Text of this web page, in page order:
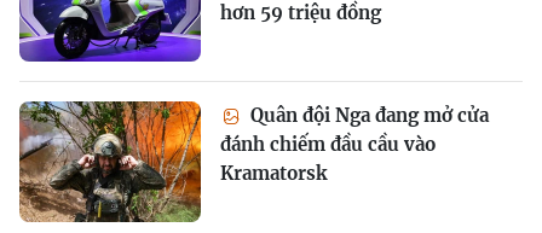
hơn 59 triệu đồng
Quân đội Nga đang mở cửa
đánh chiếm đầu cầu vào
Kramatorsk